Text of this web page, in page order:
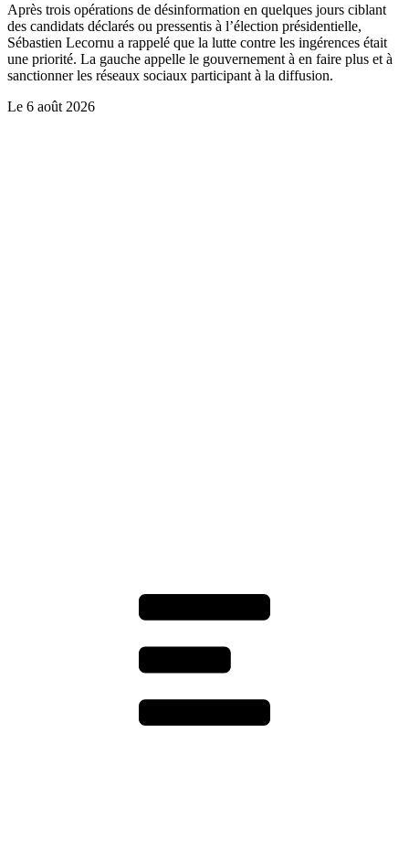
Après trois opérations de désinformation en quelques jours ciblant
des candidats déclarés ou pressentis à l’élection présidentielle,
Sébastien Lecornu a rappelé que la lutte contre les ingérences était
une priorité. La gauche appelle le gouvernement à en faire plus et à
sanctionner les réseaux sociaux participant à la diffusion.
Le 6 août 2026